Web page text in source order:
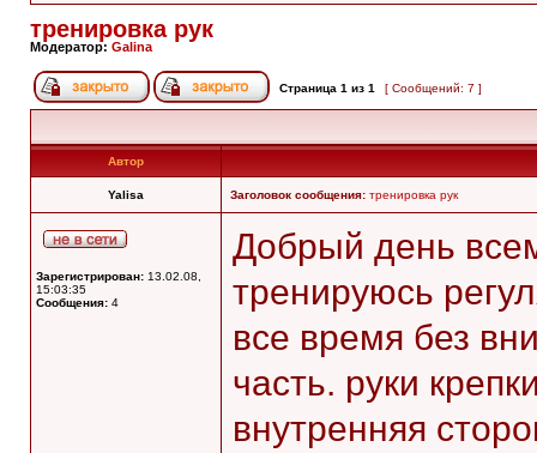
тренировка рук
Модератор: Galina
Страница 1 из 1 [ Сообщений: 7 ]
Автор
Yalisa Заголовок сообщения: тренировка рук
Зарегистрирован: 13.02.08,
15:03:35
Сообщения: 4
Добрый день
тренируюсь
все время без
часть. руки
внутренняя